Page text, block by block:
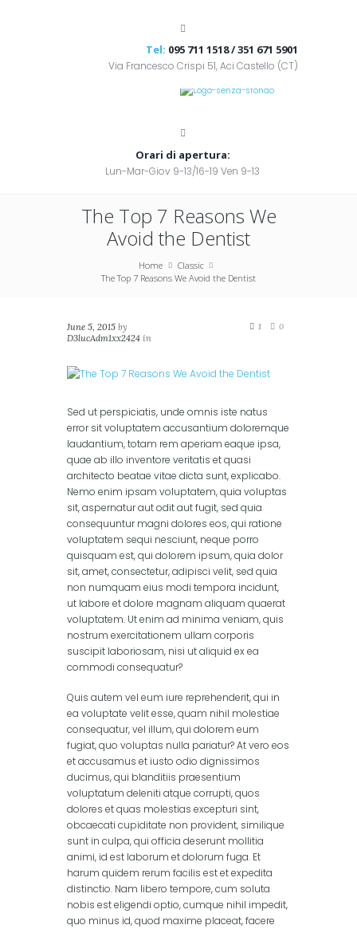
Tel: 095 711 1518 / 351 671 5901
Via Francesco Crispi 51, Aci Castello (CT)
Orari di apertura:
Lun-Mar-Giov 9-13/16-19 Ven 9-13
The Top 7 Reasons We
Avoid the Dentist
Home
Classic
The Top 7 Reasons We Avoid the Dentist
June 5, 2015 by
D3lucAdm1xx2424 in
columns),Portfolio (2
Portfolio (3
1 0
Sed ut perspiciatis, unde omnis iste natus
error sit voluptatem accusantium doloremque
laudantium, totam rem aperiam eaque ipsa,
quae ab illo inventore veritatis et quasi
architecto beatae vitae dicta sunt, explicabo.
Nemo enim ipsam voluptatem, quia voluptas
sit, aspernatur aut odit aut fugit, sed quia
consequuntur magni dolores eos, qui ratione
voluptatem sequi nesciunt, neque porro
quisquam est, qui dolorem ipsum, quia dolor
sit, amet, consectetur, adipisci velit, sed quia
non numquam eius modi tempora incidunt,
ut labore et dolore magnam aliquam quaerat
voluptatem. Ut enim ad minima veniam, quis
nostrum exercitationem ullam corporis
suscipit laboriosam, nisi ut aliquid ex ea
commodi consequatur?
Quis autem vel eum iure reprehenderit, qui in
ea voluptate velit esse, quam nihil molestiae
consequatur, vel illum, qui dolorem eum
fugiat, quo voluptas nulla pariatur? At vero eos
et accusamus et iusto odio dignissimos
ducimus, qui blanditiis praesentium
voluptatum deleniti atque corrupti, quos
dolores et quas molestias excepturi sint,
obcaecati cupiditate non provident, similique
sunt in culpa, qui officia deserunt mollitia
animi, id est laborum et dolorum fuga. Et
harum quidem rerum facilis est et expedita
distinctio. Nam libero tempore, cum soluta
nobis est eligendi optio, cumque nihil impedit,
quo minus id, quod maxime placeat, facere